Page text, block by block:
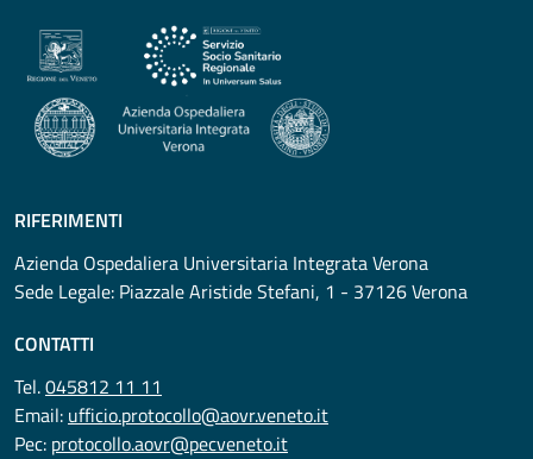
RIFERIMENTI
Azienda Ospedaliera Universitaria Integrata Verona
Sede Legale: Piazzale Aristide Stefani, 1 - 37126 Verona
CONTATTI
Tel.045812 11 11
Email: ufficio.protocollo@aovr.veneto.it
Pec: protocollo.aovr@pecveneto.it